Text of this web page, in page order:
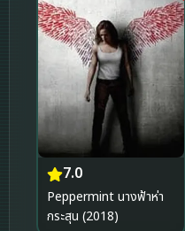
7.0
Peppermint นางฟ้าห่า
กระสุน (2018)